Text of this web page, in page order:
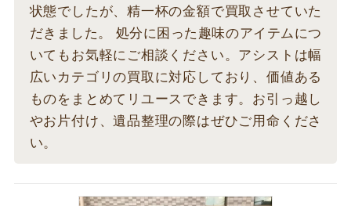
状態でしたが、精一杯の金額で買取させていた
だきました。 処分に困った趣味のアイテムにつ
いてもお気軽にご相談ください。アシストは幅
広いカテゴリの買取に対応しており、価値ある
ものをまとめてリユースできます。お引っ越し
やお片付け、遺品整理の際はぜひご用命くださ
い。